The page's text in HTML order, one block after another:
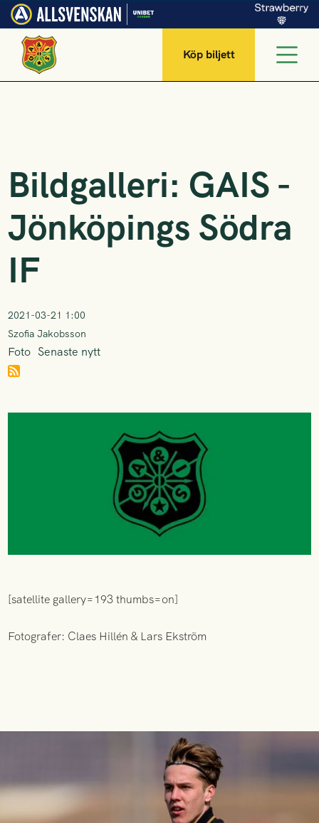
Köp biljett
Bildgalleri: GAIS -
Jönköpings Södra
IF
2021-03-21 1:00
Szofia Jakobsson
Foto Senaste nytt
[satellite gallery=193 thumbs=on]
Fotografer: Claes Hillén & Lars Ekström